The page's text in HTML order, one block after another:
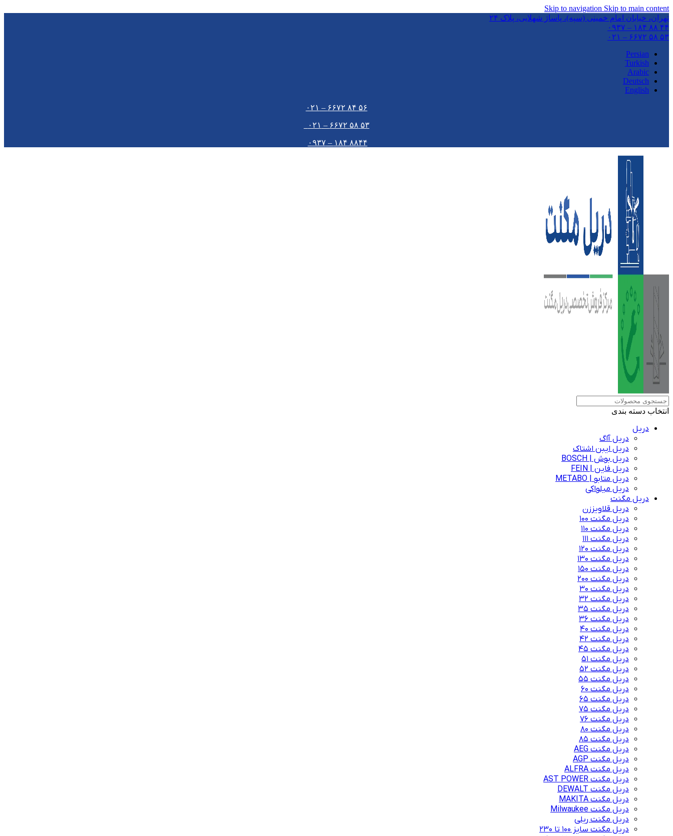
Skip to navigation Skip to main content
تهران،‌ خیابان امام خمینی (سپه)، پاساژ شهلایی، پلاک ۲۴
۴۴ ۸۸ ۱۸۴ – ۰۹۳۷
۵۳ ۵۸ ۶۶۷۲ – ۰۲۱
Persian
Turkish
Arabic
Deutsch
English
۵۶ ۸۴ ۶۶۷۲ – ۰۲۱
۵۳ ۵۸ ۶۶۷۲ – ۰۲۱
۸۸۴۴ ۱۸۴ – ۰۹۳۷
انتخاب دسته بندی
دریل
دریل آاگ
دریل ایبن اشتاک
دریل بوش | BOSCH
دریل فاین | FEIN
دریل متابو | METABO
دریل میلواکی
دریل مگنت
دریل قلاویززن
دریل مگنت 100
دریل مگنت 110
دریل مگنت 111
دریل مگنت 120
دریل مگنت 130
دریل مگنت 150
دریل مگنت 200
دریل مگنت 30
دریل مگنت 32
دریل مگنت 35
دریل مگنت 36
دریل مگنت 40
دریل مگنت 42
دریل مگنت 45
دریل مگنت 51
دریل مگنت 52
دریل مگنت 55
دریل مگنت 60
دریل مگنت 65
دریل مگنت 75
دریل مگنت 76
دریل مگنت 80
دریل مگنت 85
دریل مگنت AEG
دریل مگنت AGP
دریل مگنت ALFRA
دریل مگنت AST POWER
دریل مگنت DEWALT
دریل مگنت MAKITA
دریل مگنت Milwaukee
دریل مگنت ریلی
دریل مگنت سایز 100 تا 230